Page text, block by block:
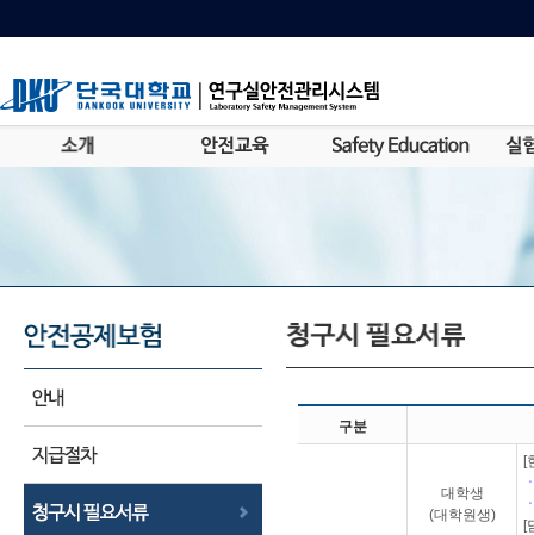
구분
대학생
(대학원생)
[
[